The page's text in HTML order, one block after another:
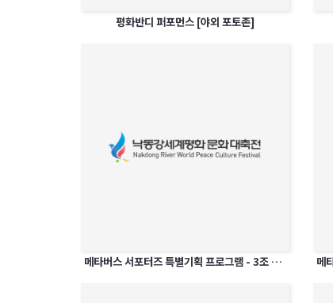
평화반디 퍼포먼스 [야외 포토존]
메타버스 서포터즈 특별기획 프로그램 - 3조 세상에 없던 축제의 시작